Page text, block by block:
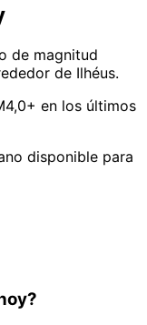
de magnitud
de Ilhéus.
en los últimos
disponible para